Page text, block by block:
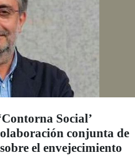
Social’
conjunta de
el envejecimiento